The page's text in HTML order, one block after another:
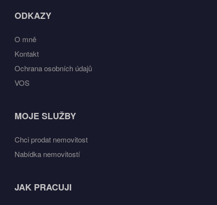
ODKAZY
O mně
Kontakt
Ochrana osobních údajů
VOS
MOJE SLUŽBY
Chci prodat nemovitost
Nabídka nemovitostí
JAK PRACUJI